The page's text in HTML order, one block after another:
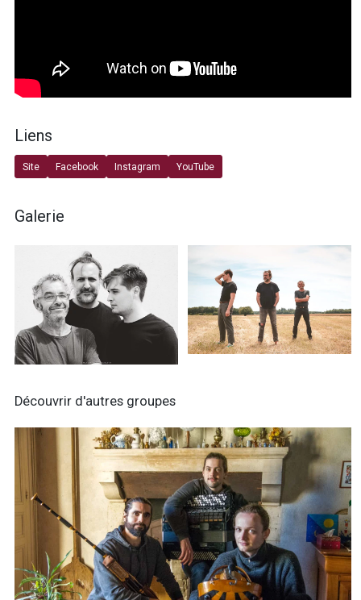
Liens
Site Facebook Instagram YouTube
Galerie
Découvrir d'autres groupes